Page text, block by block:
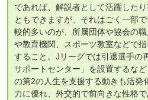
であれば、解説者として活躍した
ともできますが、それはごく一部
較的多いのが、所属団体や協会の
や教育機関、スポーツ教室などで
すること。Jリーグでは引退選手の
サポートセンター」を設置するな
の第2の人生を支援する動きも活発
力に優れ、外交的で前向きな性格